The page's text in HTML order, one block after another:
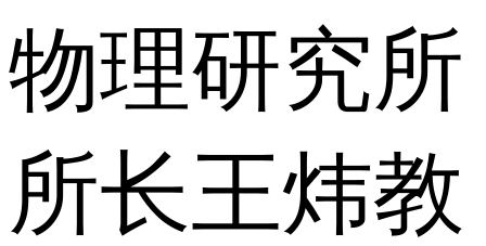
物理研究所
所长王炜教